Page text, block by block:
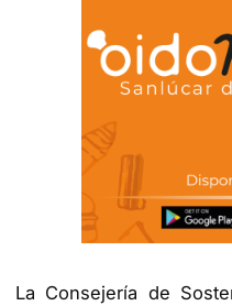
La Consejería de